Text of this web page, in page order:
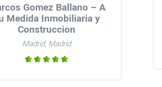
Gomez Ballano – A
Medida Inmobiliaria y
Construccion
Madrid, Madrid